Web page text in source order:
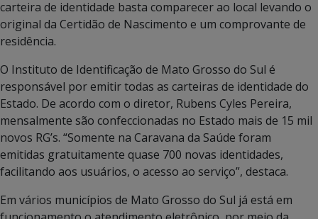
carteira de identidade basta comparecer ao local levando o
original da Certidão de Nascimento e um comprovante de
residência.
O Instituto de Identificação de Mato Grosso do Sul é
responsável por emitir todas as carteiras de identidade do
Estado. De acordo com o diretor, Rubens Cyles Pereira,
mensalmente são confeccionadas no Estado mais de 15 mil
novos RG’s. “Somente na Caravana da Saúde foram
emitidas gratuitamente quase 700 novas identidades,
facilitando aos usuários, o acesso ao serviço”, destaca.
Em vários municípios de Mato Grosso do Sul já está em